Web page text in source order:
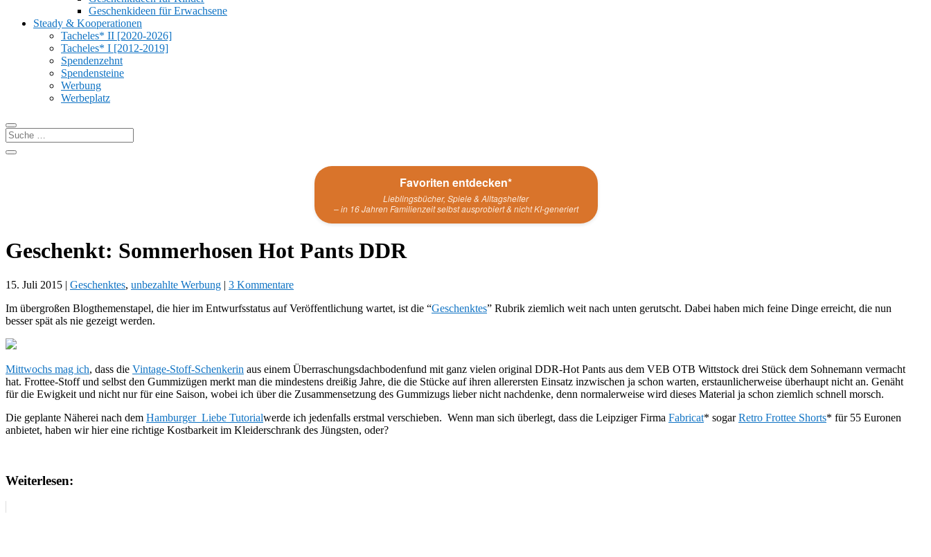
Geschenkideen für Erwachsene
Steady & Kooperationen
Tacheles* II [2020-2026]
Tacheles* I [2012-2019]
Spendenzehnt
Spendensteine
Werbung
Werbeplatz
Favoriten entdecken*
Lieblingsbücher, Spiele & Alltagshelfer
– in 16 Jahren Familienzeit selbst ausprobiert & nicht KI-generiert
Geschenkt: Sommerhosen Hot Pants DDR
15. Juli 2015 | Geschenktes, unbezahlte Werbung | 3 Kommentare
Im übergroßen Blogthemenstapel, die hier im Entwurfsstatus auf Veröffentlichung wartet, ist die “Geschenktes” Rubrik ziemlich weit nach unten gerutscht. Dabei haben mich feine Dinge erreicht, die nun
besser spät als nie gezeigt werden.
Mittwochs mag ich, dass die Vintage-Stoff-Schenkerin aus einem Überraschungsdachbodenfund mit ganz vielen original DDR-Hot Pants aus dem VEB OTB Wittstock drei Stück dem Sohnemann vermacht
hat. Frottee-Stoff und selbst den Gummizügen merkt man die mindestens dreißig Jahre, die die Stücke auf ihren allerersten Einsatz inzwischen ja schon warten, erstaunlicherweise überhaupt nicht an. Genäht
für die Ewigkeit und nicht nur für eine Saison, wobei ich über die Zusammensetzung des Gummizugs lieber nicht nachdenke, denn normalerweise wird dieses Material ja schon ziemlich schnell morsch.
Die geplante Näherei nach dem Hamburger Liebe Tutorialwerde ich jedenfalls erstmal verschieben. Wenn man sich überlegt, dass die Leipziger Firma Fabricat* sogarRetro Frottee Shorts* für 55 Euronen
anbietet, haben wir hier eine richtige Kostbarkeit im Kleiderschrank des Jüngsten, oder?
Weiterlesen: